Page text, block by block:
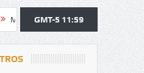
atendió a más de 38.000 jóvenes y
GMT-5 11:59